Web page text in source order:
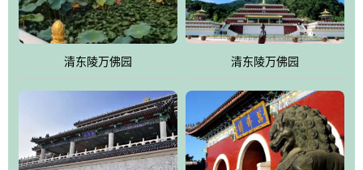
美、民族风格突出，与周边文物古迹交相呼应的极具吸引力的花园
式园林。
万佛园工程一期占地448亩，目前完成投资近12亿元人民币，园区采
用全仿古式建筑，寻求与世界文化遗产地清东陵的和谐统一，在园
区建设中寻求陵园建设与景区建设的有机融合，充分发挥独一无二
的地形优势，打造现代艺术园林，建设旅游景观、寺庙、酒店等综
合服务设施，服务于陵园经营，使企业的多元化经营项目相互依
清东陵万佛园 清东陵万佛园